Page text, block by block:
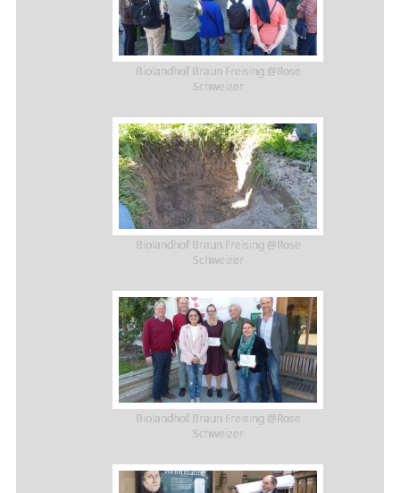
Biolandhof Braun Freising @Rose
Schweizer
Biolandhof Braun Freising @Rose
Schweizer
Biolandhof Braun Freising @Rose
Schweizer